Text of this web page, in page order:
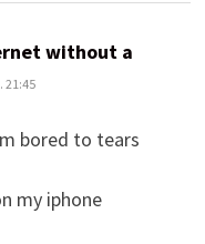
without a
21:45
bored to tears
my iphone